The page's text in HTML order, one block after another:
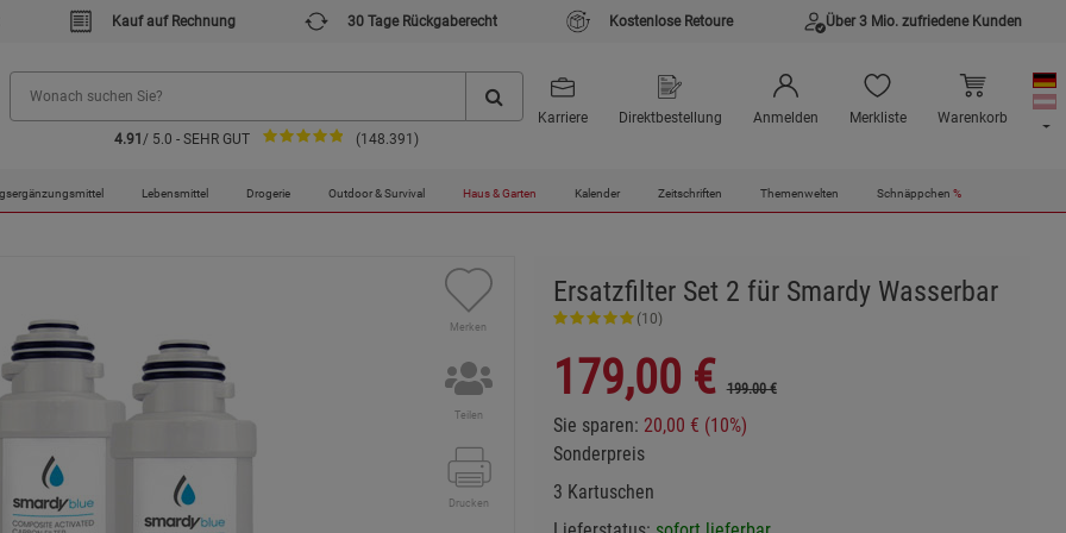
Kauf auf Rechnung 30 Tage Rückgaberecht Kostenlose Retoure Über 3 Mio. zufriedene Kunden
4.91 / 5.0 - SEHR GUT (148.391)
Karriere Direktbestellung Anmelden Merkliste Warenkorb
Lebensmittel Drogerie Outdoor & Survival Haus & Garten Kalender Zeitschriften Themenwelten Schnäppchen %
Ersatzfilter Set 2 für Smardy Wasserbar
Merken
Teilen
Drucken
Ersatzfilter Set 2 für Smardy Wasserbar
(10)
179,00 € 199.00 €
Sie sparen: 20,00 € (10%)
Sonderpreis
3 Kartuschen